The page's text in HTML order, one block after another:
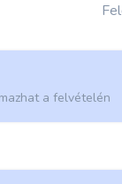
a felvételén